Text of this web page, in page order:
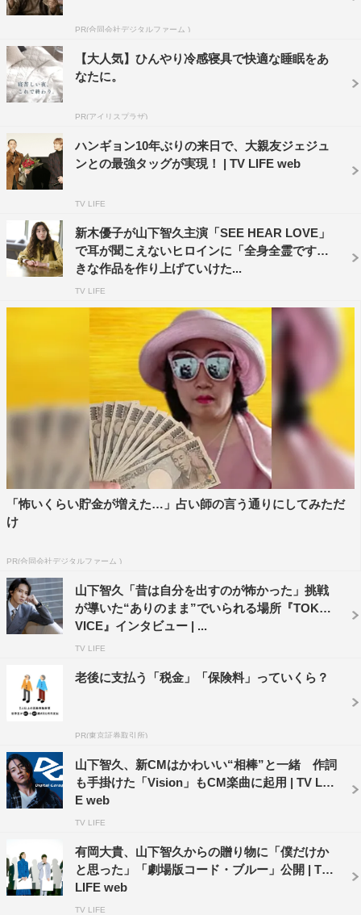
そんな2人だが、当初は言葉の壁もありコミュニケーシ
ョンがあまり取れなかったそうで、ハンギョンは山下の第
一印象を「クールで口数が少なくて距離を感じた」と。し
かし、マレーシアでの撮影を機に交流を深め、山下がハン
ギョンの自宅で食事をするほどの仲に。山下は「撮影が終
わってからホテルのバーでお酒を飲んだり。リディアン・
ヴォーンも含め、男3人でジムに行った時はトレーナーさ
んに“みんな、上を脱げ”と言われて。裸でトレーニングを
するというワイルドな経験をさせてもらいました」と撮影
『ボーン・アイデンティティー』（02）などで知られるニ
コラス・パウエルがアクション監督を務め、ハリウッド仕
込みのアクションシーンも本作の見所の1つ。ハンギョン
は「ビルの3階や8階から飛び降りるシーンはとても危なく
て。撮影からホテルに戻ると全身アザだらけでした」と苦
労を。山下も「走って逃げるシーンがあるんですけど、僕
が思いっきり転んだりしてしまって。全治2週間の怪我は
お互いに何回もしていました。でも、道路を何日間も封鎖
するなど、日本ではできないようなダイナミックな撮影が
体験できて、いい経験になりました」と達成感を滲ませ
「サイバー・ミッション」
1月25日（金）公開
出演：ハンギョン、山下智久、リディアン・ヴォーン、リ
ー・ユエン
監督：リー・ハイロン
アクション監督：ニコラス・パウエル
山下智久
PR(合同会社デジタルファーム )
【大人気】ひんやり冷感寝具で快適な睡眠をあ
なたに。
PR(アイリスプラザ)
ハンギョン10年ぶりの来日で、大親友ジェジュ
ンとの最強タッグが実現！ | TV LIFE web
TV LIFE
新木優子が山下智久主演「SEE HEAR LOVE」
で耳が聞こえないヒロインに「全身全霊ですて
きな作品を作り上げていけた...
TV LIFE
「怖いくらい貯金が増えた…」占い師の言う通りにしてみただ
け
PR(合同会社デジタルファーム )
山下智久「昔は自分を出すのが怖かった」挑戦
が導いた“ありのまま”でいられる場所『TOKYO
VICE』インタビュー | ...
TV LIFE
老後に支払う「税金」「保険料」っていくら？
PR(東京証券取引所)
山下智久、新CMはかわいい“相棒”と一緒 作詞
も手掛けた「Vision」もCM楽曲に起用 | TV LIF
E web
TV LIFE
有岡大貴、山下智久からの贈り物に「僕だけか
と思った」「劇場版コード・ブルー」公開 | TV
LIFE web
TV LIFE